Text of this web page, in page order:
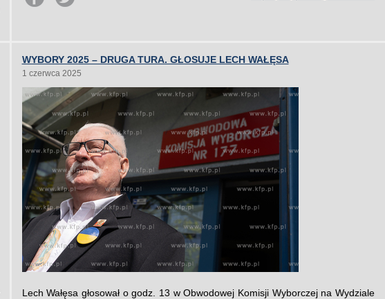
WYBORY 2025 – DRUGA TURA. GŁOSUJE LECH WAŁĘSA
1 czerwca 2025
Lech Wałęsa głosował o godz. 13 w Obwodowej Komisji Wyborczej na Wydziale